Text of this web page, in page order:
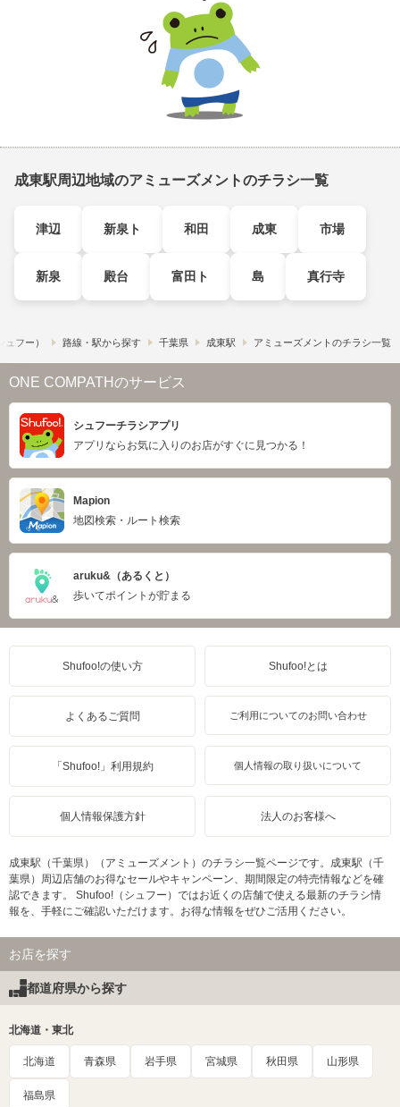
成東駅周辺地域のアミューズメントのチラシ一覧
津辺 新泉ト 和田 成東 市場
新泉 殿台 富田ト 島 真行寺
フー） 路線・駅から探す 千葉県 成東駅 アミューズメントのチラシ一覧
ONE COMPATHのサービス
シュフーチラシアプリ
アプリならお気に入りのお店がすぐに見つかる！
Mapion
地図検索・ルート検索
aruku&（あるくと）
歩いてポイントが貯まる
Shufoo!の使い方 Shufoo!とは
よくあるご質問 ご利用についてのお問い合わせ
「Shufoo!」利用規約 個人情報の取り扱いについて
個人情報保護方針 法人のお客様へ
成東駅（千葉県）（アミューズメント）のチラシ一覧ページです。成東駅（千
葉県）周辺店舗のお得なセールやキャンペーン、期間限定の特売情報などを確
認できます。 Shufoo!（シュフー）ではお近くの店舗で使える最新のチラシ情
報を、手軽にご確認いただけます。お得な情報をぜひご活用ください。
お店を探す
都道府県から探す
北海道・東北
北海道 青森県 岩手県 宮城県 秋田県 山形県
福島県